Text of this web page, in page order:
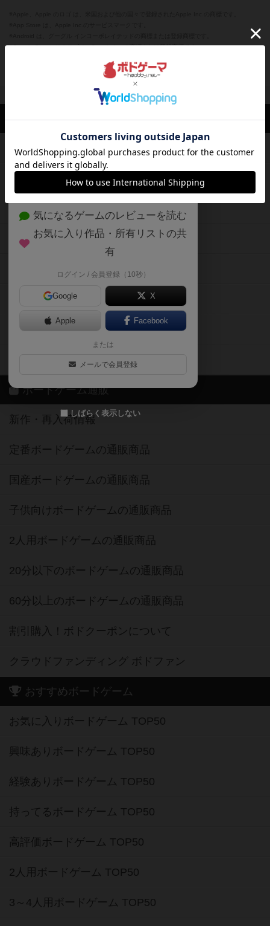
※Google Play とそのロゴは、Google Inc.の商標または登録商標です。
ボドとも一覧 微糖。 閉じる
ボードゲームのプレイ履歴を記録し
て、
自分のデータを管理しませんか？
約75,000人がボドゲーマを利用中！
気になるゲームのレビューを読む
お気に入り作品・所有リストの共
有
ログイン / 会員登録（10秒）
Google X
Apple Facebook
または
メールで会員登録
しばらく表示しない
ボドゲーマTOP
ボードゲームを検索する
ボードゲームの新着レビュー
ボードゲーム会情報
メカニクス特集
掲示板・トピックス
ボドとも・会員一覧
ボードゲーム業界コラム
ボドゲーマご利用案内
ボードゲーム通販
新作・再入荷情報
定番ボードゲームの通販商品
国産ボードゲームの通販商品
子供向けボードゲームの通販商品
2人用ボードゲームの通販商品
20分以下のボードゲームの通販商品
60分以上のボードゲームの通販商品
割引購入！ボドクーポンについて
クラウドファンディング ボドファン
おすすめボードゲーム
お気に入りボードゲーム TOP50
興味ありボードゲーム TOP50
経験ありボードゲーム TOP50
持ってるボードゲーム TOP50
高評価ボードゲーム TOP50
2人用ボードゲーム TOP50
3～4人用ボードゲーム TOP50